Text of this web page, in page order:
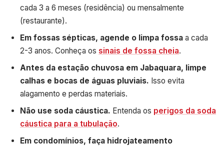
cada 3 a 6 meses (residência) ou mensalmente
(restaurante).
Em fossas sépticas, agende o limpa fossa a cada
2-3 anos. Conheça os sinais de fossa cheia.
Antes da estação chuvosa em Jabaquara, limpe
calhas e bocas de águas pluviais. Isso evita
alagamento e perdas materiais.
Não use soda cáustica. Entenda os perigos da soda
cáustica para a tubulação.
Em condomínios, faça hidrojateamento